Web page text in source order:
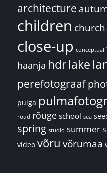
architecture
children church
close-up conceptual
haanja hdrlake
perefotograaf
puiga
road rõuge school sea
spring studio summer
video võru võrumaa